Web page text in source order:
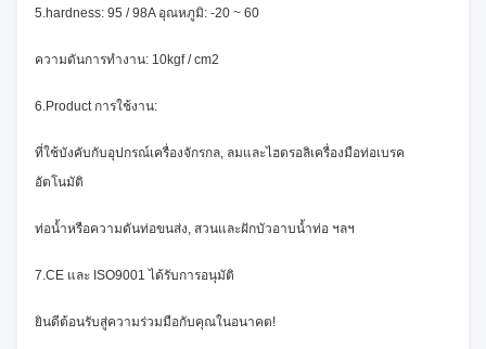
5.hardness: 95 / 98A อุณหภูมิ: -20 ~ 60
ความดันการทำงาน: 10kgf / cm2
6.Product การใช้งาน:
ที่ใช้บังคับกับอุปกรณ์เครื่องจักรกล, ลมและไฮดรอลิเครื่องมือท่อเบรค
อัตโนมัติ
ท่อน้ำหรือความดันท่อขนส่ง, สวนและฝักบัวอาบน้ำท่อ ฯลฯ
7.CE และ ISO9001 ได้รับการอนุมัติ
ยินดีต้อนรับสู่ความร่วมมือกับคุณในอนาคต!